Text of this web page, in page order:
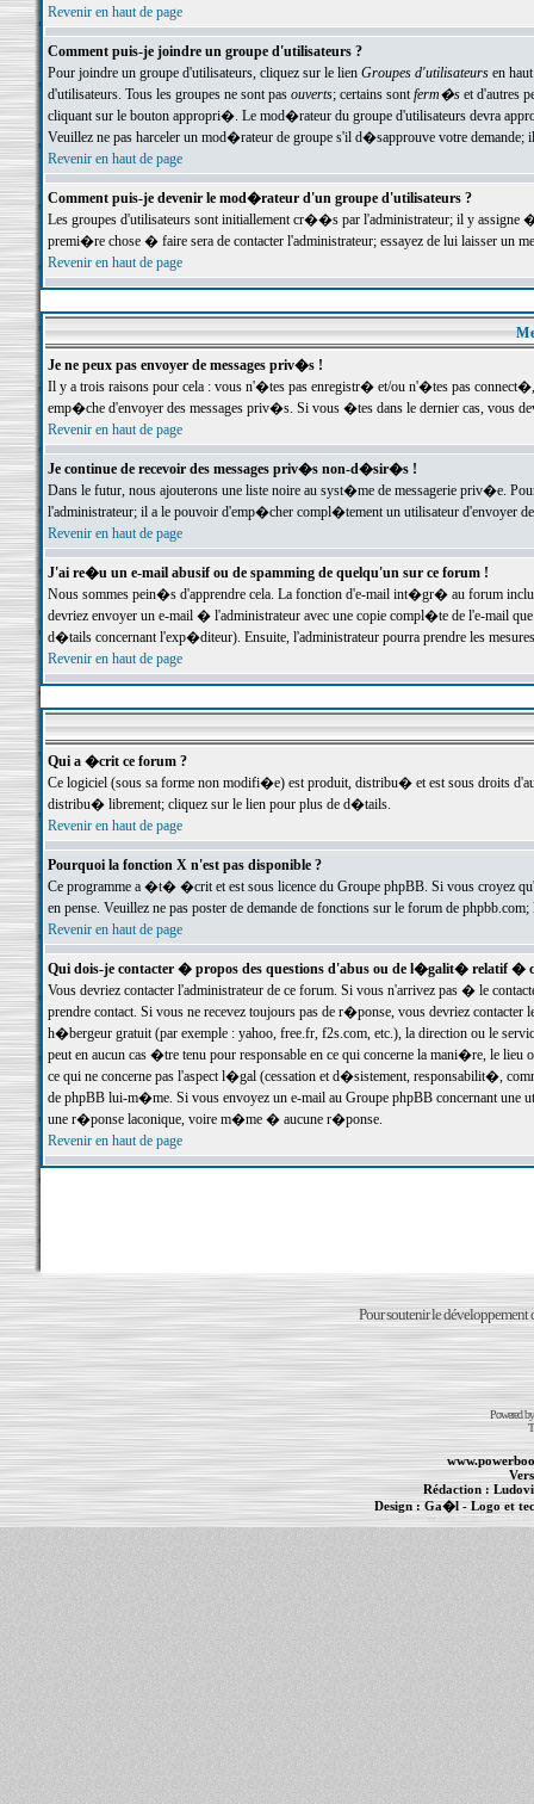
Revenir en haut de page
Comment puis-je joindre un groupe d'utilisateurs ?
Pour joindre un groupe d'utilisateurs, cliquez sur le lien Groupes d'utilisateursen haut
d'utilisateurs. Tous les groupes ne sont pas ouverts; certains sontferm�set d'autres
cliquant sur le bouton appropri�. Le mod�rateur du groupe d'utilisateurs devra
Veuillez ne pas harceler un mod�rateur de groupe s'il d�sapprouve votre demande;
Revenir en haut de page
Comment puis-je devenir le mod�rateur d'un groupe d'utilisateurs ?
Les groupes d'utilisateurs sont initiallement cr��s par l'administrateur; il y
premi�re chose � faire sera de contacter l'administrateur; essayez de lui laisser un
Revenir en haut de page
Je ne peux pas envoyer de messages priv�s !
Il y a trois raisons pour cela : vous n'�tes pas enregistr� et/ou n'�tes pas
emp�che d'envoyer des messages priv�s. Si vous �tes dans le dernier cas, vous
Revenir en haut de page
Je continue de recevoir des messages priv�s non-d�sir�s !
Dans le futur, nous ajouterons une liste noire au syst�me de messagerie priv�e.
l'administrateur; il a le pouvoir d'emp�cher compl�tement un utilisateur d'envoyer
Revenir en haut de page
J'ai re�u un e-mail abusif ou de spamming de quelqu'un sur ce forum !
Nous sommes pein�s d'apprendre cela. La fonction d'e-mail int�gr� au forum inclut
devriez envoyer un e-mail � l'administrateur avec une copie compl�te de l'e-mail
d�tails concernant l'exp�diteur). Ensuite, l'administrateur pourra prendre les
Revenir en haut de page
Qui a �crit ce forum ?
Ce logiciel (sous sa forme non modifi�e) est produit, distribu� et est sous droits
distribu� librement; cliquez sur le lien pour plus de d�tails.
Revenir en haut de page
Pourquoi la fonction X n'est pas disponible ?
Ce programme a �t� �crit et est sous licence du Groupe phpBB. Si vous croyez
en pense. Veuillez ne pas poster de demande de fonctions sur le forum de
Revenir en haut de page
Qui dois-je contacter � propos des questions d'abus ou de l�galit� relatif �
Vous devriez contacter l'administrateur de ce forum. Si vous n'arrivez pas � le
prendre contact. Si vous ne recevez toujours pas de r�ponse, vous devriez
h�bergeur gratuit (par exemple : yahoo, free.fr, f2s.com, etc.), la direction ou le
peut en aucun cas �tre tenu pour responsable en ce qui concerne la mani�re, le
ce qui ne concerne pas l'aspect l�gal (cessation et d�sistement, responsabilit�,
de phpBB lui-m�me. Si vous envoyez un e-mail au Groupe phpBB concernant une
une r�ponse laconique, voire m�me � aucune r�ponse.
Revenir en haut de page
Pour soutenir le développement
Powered
Rédaction :
Design :Ga�l- Logo et
Informations :